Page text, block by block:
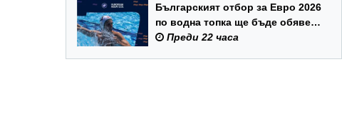
Българският отбор за Евро 2026
по водна топка ще бъде обявен
на 7 август
Преди 22 часа